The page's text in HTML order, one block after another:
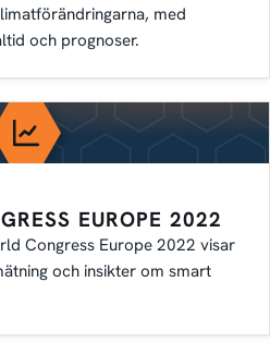
med
och prognoser.
EUROPE 2022
Congress Europe 2022 visar
och insikter om smart